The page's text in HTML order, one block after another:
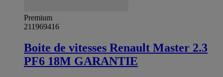
Premium
211969416
Boite de vitesses Renault Master 2.3
PF6 18M GARANTIE